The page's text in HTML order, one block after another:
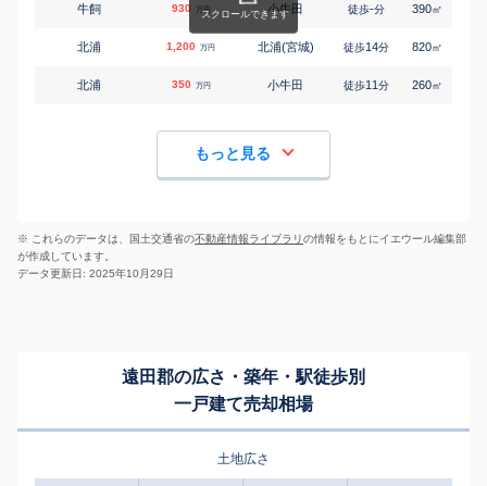
牛飼 930 万円 小牛田 徒歩-分 390㎡
北浦 1,200 万円 北浦(宮城) 徒歩14分 820㎡
北浦 350 万円 小牛田 徒歩11分 260㎡
もっと見る
※ これらのデータは、国土交通省の不動産情報ライブラリの情報をもとにイエウール編集部
が作成しています。
データ更新日: 2025年10月29日
遠田郡の広さ・築年・駅徒歩別
一戸建て売却相場
土地広さ